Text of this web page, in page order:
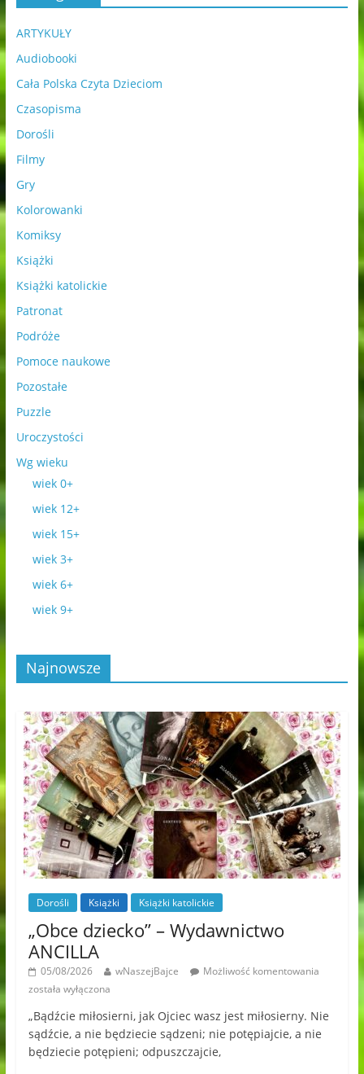
ARTYKUŁY
Audiobooki
Cała Polska Czyta Dzieciom
Czasopisma
Dorośli
Filmy
Gry
Kolorowanki
Komiksy
Książki
Książki katolickie
Patronat
Podróże
Pomoce naukowe
Pozostałe
Puzzle
Uroczystości
Wg wieku
wiek 0+
wiek 12+
wiek 15+
wiek 3+
wiek 6+
wiek 9+
Najnowsze
Dorośli Książki Książki katolickie
„Obce dziecko” – Wydawnictwo
ANCILLA
05/08/2026 wNaszejBajce
Możliwość komentowania
została wyłączona
„Bądźcie miłosierni, jak Ojciec wasz jest miłosierny. Nie
sądźcie, a nie będziecie sądzeni; nie potępiajcie, a nie
będziecie potępieni; odpuszczajcie,